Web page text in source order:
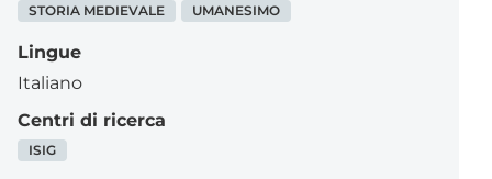
STORIA MEDIEVALE UMANESIMO
Lingue
Italiano
Centri di ricerca
ISIG